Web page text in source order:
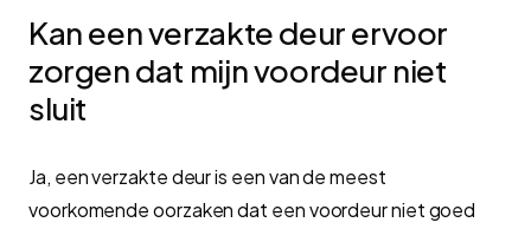
Kan een verzakte deur ervoor
zorgen dat mijn voordeur niet
sluit
Ja, een verzakte deur is een van de meest
voorkomende oorzaken dat een voordeur niet goed